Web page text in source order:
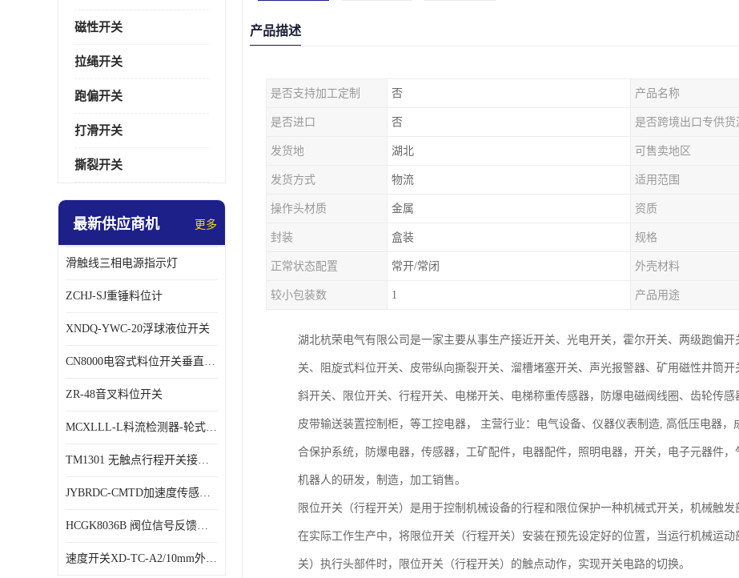
磁性开关
拉绳开关
跑偏开关
打滑开关
撕裂开关
最新供应商机 更多
滑触线三相电源指示灯
ZCHJ-SJ重锤料位计
XNDQ-YWC-20浮球液位开关
CN8000电容式料位开关垂直安装时
ZR-48音叉料位开关
MCXLLL-L料流检测器-轮式煤流信号控制器
TM1301 无触点行程开关接线在交通设备中的稳定性
JYBRDC-CMTD加速度传感器距离远
HCGK8036B 阀位信号反馈装置 限位开关
速度开关XD-TC-A2/10mm外形图
产品描述
是否支持加工定制 否 产品名称
是否进口 否 是否跨境出口专供货
发货地 湖北 可售卖地区
发货方式 物流 适用范围
操作头材质 金属 资质
封装 盒装 规格
正常状态配置 常开/常闭 外壳材料
较小包装数 1 产品用途
湖北杭荣电气有限公司是一家主要从事生产接近开关、光电开关，霍尔开关、两级跑偏
关、阻旋式料位开关、皮带纵向撕裂开关、溜槽堵塞开关、声光报警器、矿用磁性井筒
斜开关、限位开关、行程开关、电梯开关、电梯称重传感器，防爆电磁阀线圈、齿轮传感
皮带输送装置控制柜，等工控电器， 主营行业：电气设备、仪器仪表制造, 高低压电器
合保护系统，防爆电器，传感器，工矿配件，电器配件，照明电器，开关，电子元器件
机器人的研发，制造，加工销售。
限位开关（行程开关）是用于控制机械设备的行程和限位保护一种机械式开关，机械触发
在实际工作生产中，将限位开关（行程开关）安装在预先设定好的位置，当运行机械运
关）执行头部件时，限位开关（行程开关）的触点动作，实现开关电路的切换。